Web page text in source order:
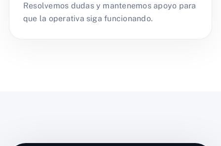
Resolvemos dudas y mantenemos apoyo para
que la operativa siga funcionando.